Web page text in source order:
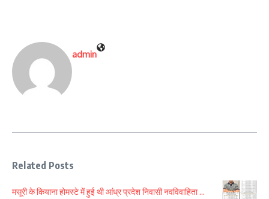
admin
Related Posts
मसूरी के कियाना होमस्टे में हुई थी आंध्र प्रदेश निवासी नवविवाहिता ...